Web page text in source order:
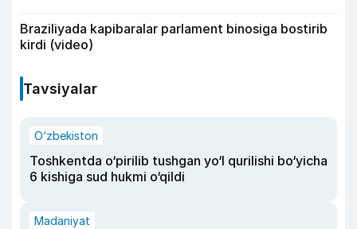
Braziliyada kapibaralar parlament binosiga bostirib
kirdi (video)
Tavsiyalar
O‘zbekiston
Toshkentda o‘pirilib tushgan yo‘l qurilishi bo‘yicha
6 kishiga sud hukmi o‘qildi
Madaniyat